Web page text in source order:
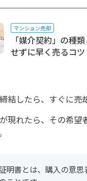
マンション売却
「媒介契約」の種
せずに早く売るコツ
結したら、すぐに売
現れたら、その希望
明書とは、購入の意